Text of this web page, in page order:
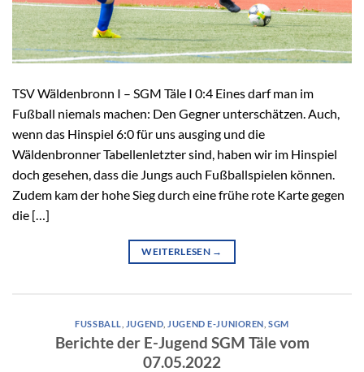
TSV Wäldenbronn I – SGM Täle I 0:4 Eines darf man im
Fußball niemals machen: Den Gegner unterschätzen. Auch,
wenn das Hinspiel 6:0 für uns ausging und die
Wäldenbronner Tabellenletzter sind, haben wir im Hinspiel
doch gesehen, dass die Jungs auch Fußballspielen können.
Zudem kam der hohe Sieg durch eine frühe rote Karte gegen
die […]
WEITERLESEN →
FUSSBALL JUGEND JUGEND E-JUNIOREN ,SGM
Berichte der E-Jugend SGM Täle vom
07.05.2022